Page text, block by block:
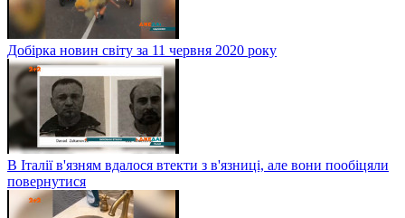
Добірка новин світу за 11 червня 2020 року
В Італії в'язням вдалося втекти з в'язниці, але вони пообіцяли
повернутися